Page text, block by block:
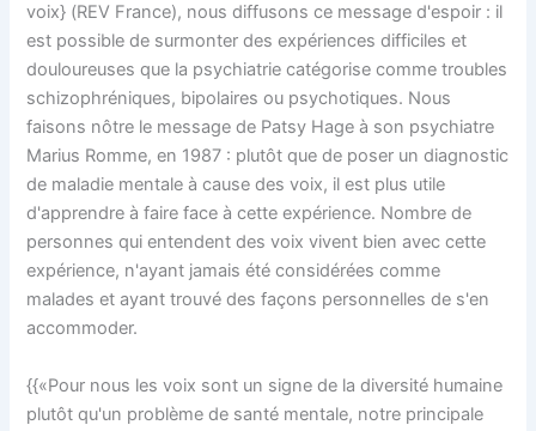
voix} (REV France), nous diffusons ce message d'espoir : il
est possible de surmonter des expériences difficiles et
douloureuses que la psychiatrie catégorise comme troubles
schizophréniques, bipolaires ou psychotiques. Nous
faisons nôtre le message de Patsy Hage à son psychiatre
Marius Romme, en 1987 : plutôt que de poser un diagnostic
de maladie mentale à cause des voix, il est plus utile
d'apprendre à faire face à cette expérience. Nombre de
personnes qui entendent des voix vivent bien avec cette
expérience, n'ayant jamais été considérées comme
malades et ayant trouvé des façons personnelles de s'en
accommoder.
{{«Pour nous les voix sont un signe de la diversité humaine
plutôt qu'un problème de santé mentale, notre principale